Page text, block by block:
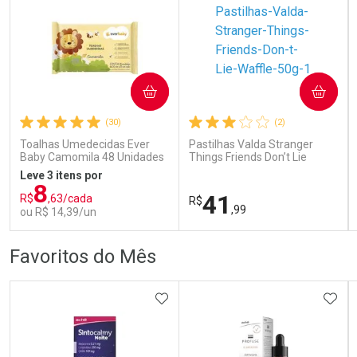
Comprar sem Desconto
Por R$ 80,99/cada
Comprar sem Desconto
Por R$ 80,99/cada
Comprar sem Desconto
Por R$ 478,99/cada
Comprar sem Desconto
Por R$ 478,99/cada
(30)
Toalhas Umedecidas Ever
Baby Camomila 48 Unidades
Leve 3 itens por
R$8,63/cada
ou R$ 14,39/un
COMPRAR
(2)
Pastilhas Valda Stranger
Things Friends Don’t Lie
R$41 ,99
COMPRAR
Favoritos do Mês
ADICIONAR AOS FAVORITOS